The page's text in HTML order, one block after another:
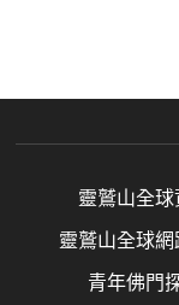
靈鷲山全球
靈鷲山全球網
青年佛門